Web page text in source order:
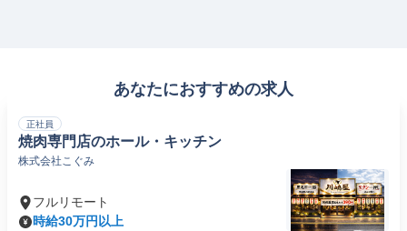
あなたにおすすめの求人
正社員
焼肉専門店のホール・キッチン
株式会社こぐみ
フルリモート
時給30万円以上